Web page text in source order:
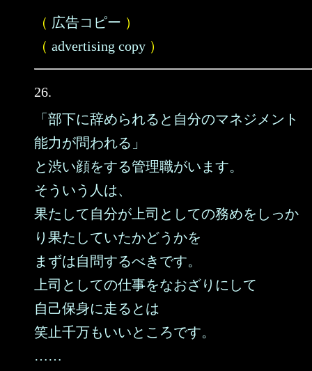
（ 広告コピー ）
（ advertising copy ）
26.
「部下に辞められると自分のマネジメント
能力が問われる」
と渋い顔をする管理職がいます。
そういう人は、
果たして自分が上司としての務めをしっか
り果たしていたかどうかを
まずは自問するべきです。
上司としての仕事をなおざりにして
自己保身に走るとは
笑止千万もいいところです。
……